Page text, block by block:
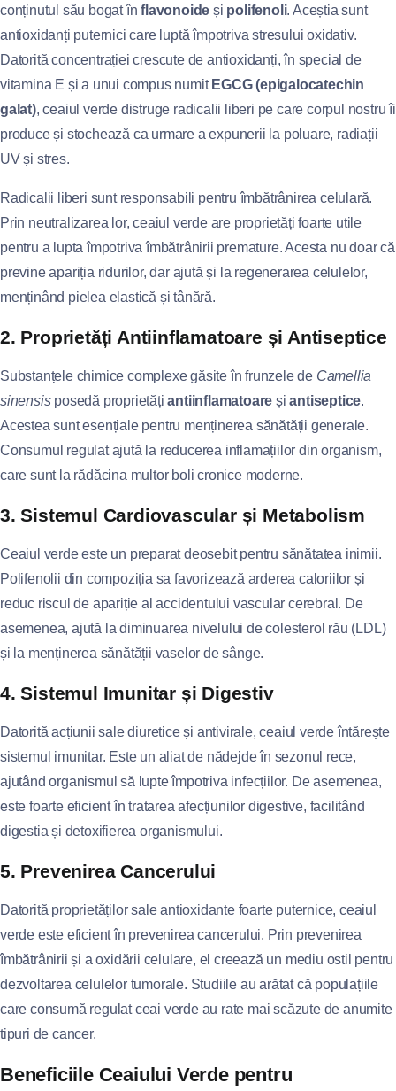
conținutul său bogat înflavonoide și polifenoli. Aceștia sunt
antioxidanți puternici care luptă împotriva stresului oxidativ.
Datorită concentrației crescute de antioxidanți, în special de
vitamina E și a unui compus numit EGCG (epigalocatechin
galat), ceaiul verde distruge radicalii liberi pe care corpul nostru îi
produce și stochează ca urmare a expunerii la poluare, radiații
UV și stres.
Radicalii liberi sunt responsabili pentru îmbătrânirea celulară.
Prin neutralizarea lor, ceaiul verde are proprietăți foarte utile
pentru a lupta împotriva îmbătrânirii premature. Acesta nu doar că
previne apariția ridurilor, dar ajută și la regenerarea celulelor,
menținând pielea elastică și tânără.
2. Proprietăți Antiinflamatoare și Antiseptice
Substanțele chimice complexe găsite în frunzele de Camellia
sinensisposedă proprietățiantiinflamatoare șiantiseptice.
Acestea sunt esențiale pentru menținerea sănătății generale.
Consumul regulat ajută la reducerea inflamațiilor din organism,
care sunt la rădăcina multor boli cronice moderne.
3. Sistemul Cardiovascular și Metabolism
Ceaiul verde este un preparat deosebit pentru sănătatea inimii.
Polifenolii din compoziția sa favorizează arderea caloriilor și
reduc riscul de apariție al accidentului vascular cerebral. De
asemenea, ajută la diminuarea nivelului de colesterol rău (LDL)
și la menținerea sănătății vaselor de sânge.
4. Sistemul Imunitar și Digestiv
Datorită acțiunii sale diuretice și antivirale, ceaiul verde întărește
sistemul imunitar. Este un aliat de nădejde în sezonul rece,
ajutând organismul să lupte împotriva infecțiilor. De asemenea,
este foarte eficient în tratarea afecțiunilor digestive, facilitând
digestia și detoxifierea organismului.
5. Prevenirea Cancerului
Datorită proprietăților sale antioxidante foarte puternice, ceaiul
verde este eficient în prevenirea cancerului. Prin prevenirea
îmbătrânirii și a oxidării celulare, el creează un mediu ostil pentru
dezvoltarea celulelor tumorale. Studiile au arătat că populațiile
care consumă regulat ceai verde au rate mai scăzute de anumite
tipuri de cancer.
Beneficiile Ceaiului Verde pentru